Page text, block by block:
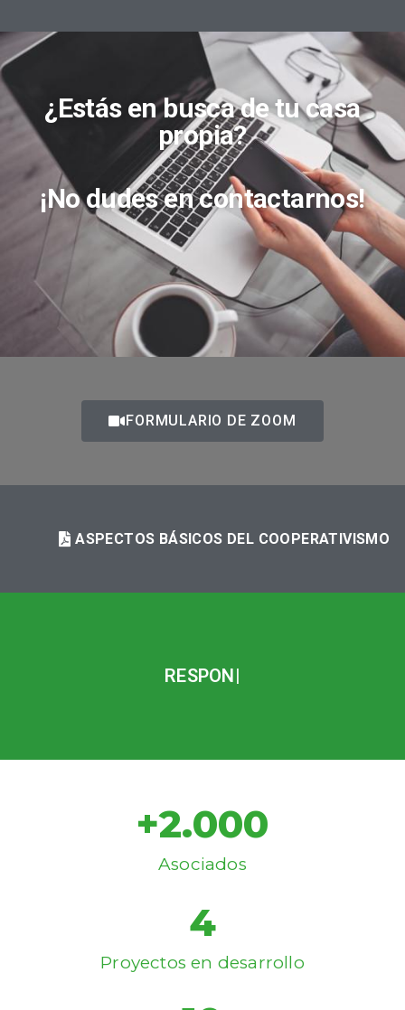
¿Estás en busca de tu casa
propia?
¡No dudes en contactarnos!
FORMULARIO DE ZOOM
ASPECTOS BÁSICOS DEL COOPERATIVISMO
VALO
Asociados
+2.000
Proyectos en desarrollo
4